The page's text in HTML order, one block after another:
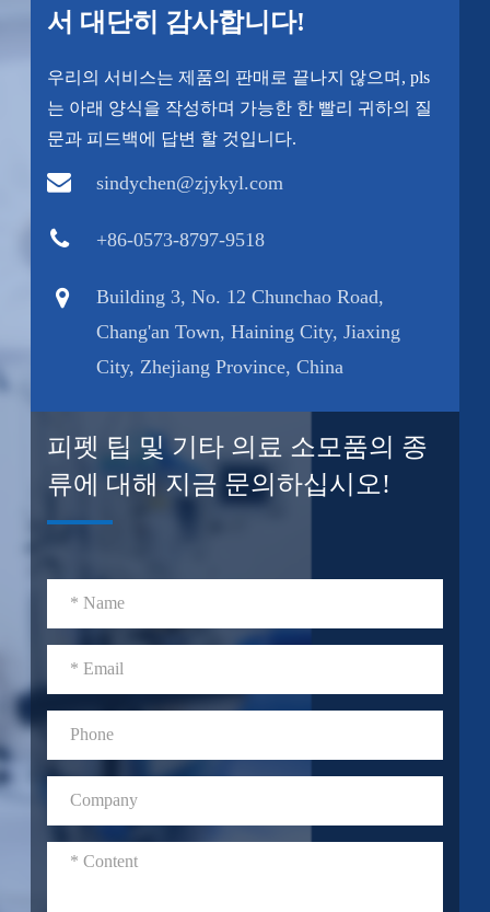
서 대단히 감사합니다!
우리의 서비스는 제품의 판매로 끝나지 않으며, pls
는 아래 양식을 작성하며 가능한 한 빨리 귀하의 질
문과 피드백에 답변 할 것입니다.
sindychen@zjykyl.com
+86-0573-8797-9518
Building 3, No. 12 Chunchao Road,
Chang'an Town, Haining City, Jiaxing
City, Zhejiang Province, China
피펫 팁 및 기타 의료 소모품의 종
류에 대해 지금 문의하십시오!